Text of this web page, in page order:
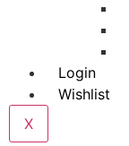
Login
Wishlist
X